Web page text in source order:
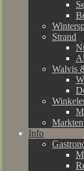
Strand
Walvis
Markten
Info